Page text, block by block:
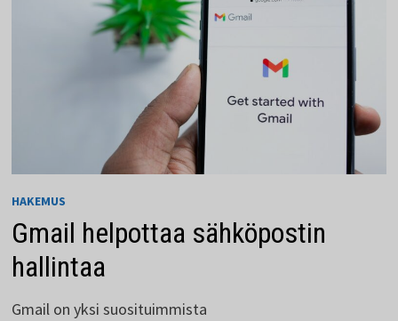
HAKEMUS
Gmail helpottaa sähköpostin
hallintaa
Gmail on yksi suosituimmista